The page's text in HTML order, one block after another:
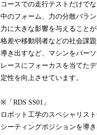
コースでの走行テストだけで
中のフォーム、力の分散バラ
力に大きな影響を与えること
格差や移動弱者などの社会課
導き出すなど、マシンをパー
レースにフォーカスを当てた
定性を向上させています。
※「RDS SS01」
ロボット工学のスペシャリス
シーティングポジションを導